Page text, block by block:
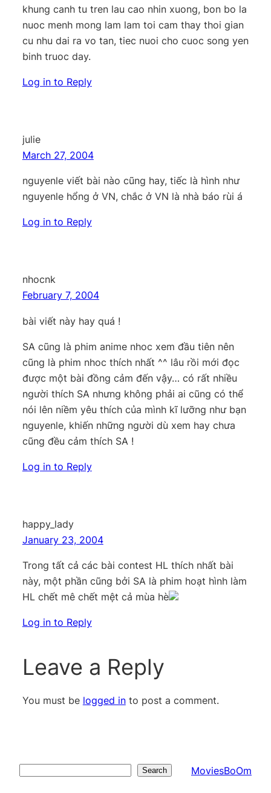
khung canh tu tren lau cao nhin xuong, bon bo la
nuoc menh mong lam lam toi cam thay thoi gian
cu nhu dai ra vo tan, tiec nuoi cho cuoc song yen
binh truoc day.
Log in to Reply
julie
March 27, 2004
nguyenle viết bài nào cũng hay, tiếc là hình như
nguyenle hổng ở VN, chắc ở VN là nhà báo rùi á
Log in to Reply
nhocnk
February 7, 2004
bài viết này hay quá !
SA cũng là phim anime nhoc xem đầu tiên nên
cũng là phim nhoc thích nhất ^^ lâu rồi mới đọc
được một bài đồng cảm đến vậy… có rất nhiều
người thích SA nhưng không phải ai cũng có thể
nói lên niềm yêu thích của mình kĩ lưỡng như bạn
nguyenle, khiến những người dù xem hay chưa
cũng đều cảm thích SA !
Log in to Reply
happy_lady
January 23, 2004
Trong tất cả các bài contest HL thích nhất bài
này, một phần cũng bởi SA là phim hoạt hình làm
HL chết mê chết mệt cả mùa hè
Log in to Reply
Leave a Reply
You must be logged into post a comment.
Search MoviesBoOm